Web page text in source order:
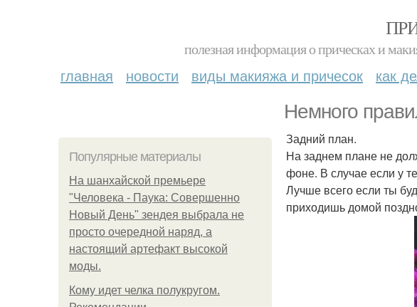
полезная информация о прическах и
главная новости виды макияжа и причесок как
Немного
Популярные материалы
На шанхайской премьере
"Человека - Паука: Совершенно
Новый День" зендея выбрала не
просто очередной наряд, а
настоящий артефакт высокой
моды.
Кому идет челка полукругом.
Задний план.
На заднем плане не
фоне. В случае если у
Лучше всего если ты
приходишь домой